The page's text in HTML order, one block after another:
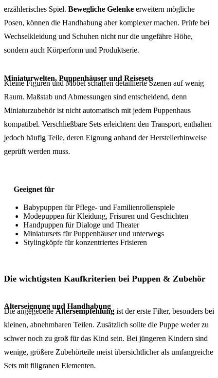
erzählerisches Spiel. Bewegliche Gelenke erweitern mögliche
Posen, können die Handhabung aber komplexer machen. Prüfe bei
Wechselkleidung und Schuhen nicht nur die ungefähre Höhe,
sondern auch Körperform und Produktserie.
Miniaturwelten, Puppenhäuser und Reisesets
Kleine Figuren und Möbel schaffen detaillierte Szenen auf wenig
Raum. Maßstab und Abmessungen sind entscheidend, denn
Miniaturzubehör ist nicht automatisch mit jedem Puppenhaus
kompatibel. Verschließbare Sets erleichtern den Transport, enthalten
jedoch häufig Teile, deren Eignung anhand der Herstellerhinweise
geprüft werden muss.
Geeignet für
Babypuppen für Pflege- und Familienrollenspiele
Modepuppen für Kleidung, Frisuren und Geschichten
Handpuppen für Dialoge und Theater
Miniatursets für Puppenhäuser und unterwegs
Stylingköpfe für konzentriertes Frisieren
Die wichtigsten Kaufkriterien bei Puppen & Zubehör
Alterseignung und Handhabung
Die angegebeneAltersempfehlung ist der erste Filter, besonders bei
kleinen, abnehmbaren Teilen. Zusätzlich sollte die Puppe weder zu
schwer noch zu groß für das Kind sein. Bei jüngeren Kindern sind
wenige, größere Zubehörteile meist übersichtlicher als umfangreiche
Sets mit filigranen Elementen.